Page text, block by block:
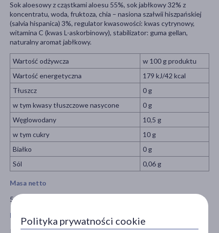
Sok aloesowy z cząstkami aloesu 55%, sok jabłkowy 32% z
koncentratu, woda, fruktoza, chia – nasiona szałwii hiszpańskiej
(salvia hispanica) 3%, regulator kwasowości: kwas cytrynowy,
witamina C (kwas L-askorbinowy), stabilizator: guma gellan,
naturalny aromat jabłkowy.
Wartość odżywcza
w 100 g produktu
Wartość energetyczna
179 kJ/42 kcal
Tłuszcz
0 g
w tym kwasy tłuszczowe nasycone
0 g
Węglowodany
10,5 g
w tym cukry
10 g
Białko
0 g
Sól
0,06 g
Masa netto
500 g
Przeznaczenie
Polityka prywatności cookie